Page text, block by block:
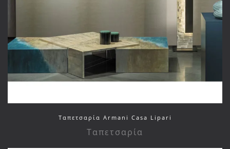
Ταπετσαρία Armani Casa Lipari
Ταπετσαρία